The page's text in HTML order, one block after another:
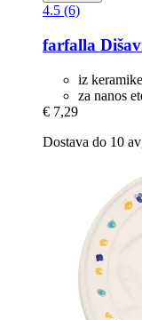
4.5 (6)
farfalla
iz keramike
za nanos
€ 7,29
Dostava do 10